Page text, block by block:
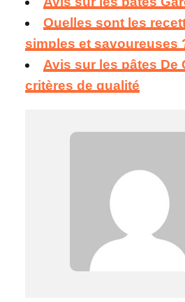
Quelles sont les
simples et savoureuses
Avis sur les pâtes De
critères de qualité